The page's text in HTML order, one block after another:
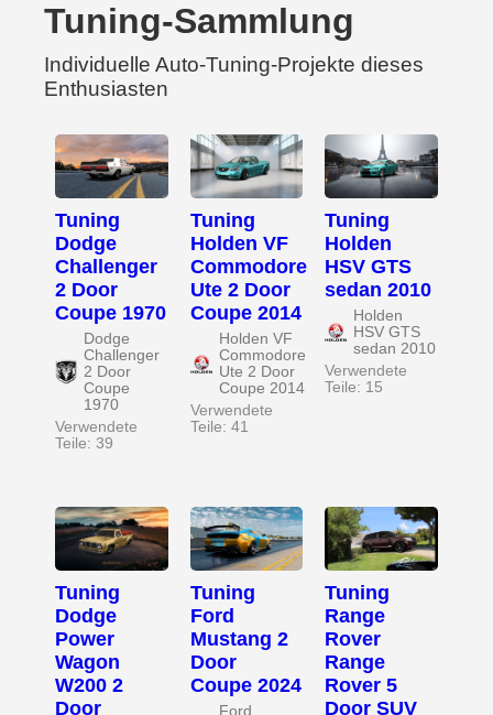
Tuning-Sammlung
Individuelle Auto-Tuning-Projekte dieses
Enthusiasten
Tuning
Dodge
Challenger
2 Door
Coupe 1970
Dodge
Challenger
2 Door
Coupe
1970
Verwendete
Teile: 39
Tuning
Holden VF
Commodore
Ute 2 Door
Coupe 2014
Holden VF
Commodore
Ute 2 Door
Coupe 2014
Verwendete
Teile: 41
Tuning
Holden
HSV GTS
sedan 2010
Holden
HSV GTS
sedan 2010
Verwendete
Teile: 15
Tuning
Dodge
Power
Wagon
W200 2
Door
Tuning
Ford
Mustang 2
Door
Coupe 2024
Ford
Tuning
Range
Rover
Range
Rover 5
Door SUV